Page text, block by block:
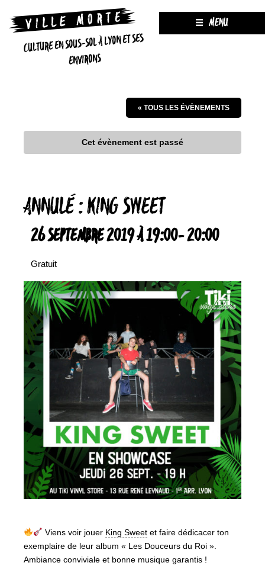
CULTURE EN SOUS-SOL À LYON ET SES
ENVIRONS
MENU
« TOUS LES ÉVÈNEMENTS
Cet évènement est passé
ANNULÉ : KING SWEET
26 SEPTEMBRE 2019 À 19:00-20:00
Gratuit
Viens voir jouer King Sweetet faire dédicacer ton
exemplaire de leur album « Les Douceurs du Roi ».
Ambiance conviviale et bonne musique garantis !